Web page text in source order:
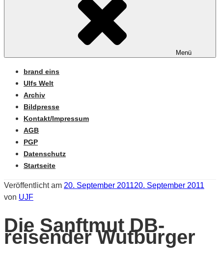
Menü
brand eins
Ulfs Welt
Archiv
Bildpresse
Kontakt/Impressum
AGB
PGP
Datenschutz
Startseite
Veröffentlicht am 20. September 201120. September 2011
von UJF
Die Sanftmut DB-
reisender Wutbürger